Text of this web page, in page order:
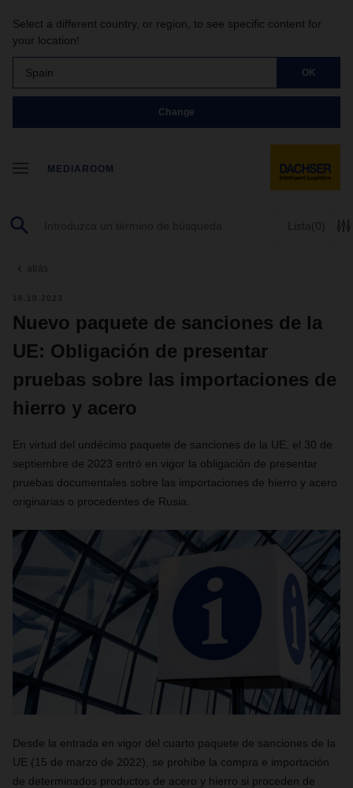
Select a different country, or region, to see specific content for
your location!
Spain OK
Change
MEDIAROOM
Lista (0)
atrás
16.10.2023
Nuevo paquete de sanciones de la
UE: Obligación de presentar
pruebas sobre las importaciones de
hierro y acero
En virtud del undécimo paquete de sanciones de la UE, el 30 de
septiembre de 2023 entró en vigor la obligación de presentar
pruebas documentales sobre las importaciones de hierro y acero
originarias o procedentes de Rusia.
Desde la entrada en vigor del cuarto paquete de sanciones de la
UE (15 de marzo de 2022), se prohíbe la compra e importación
de determinados productos de acero y hierro si proceden de